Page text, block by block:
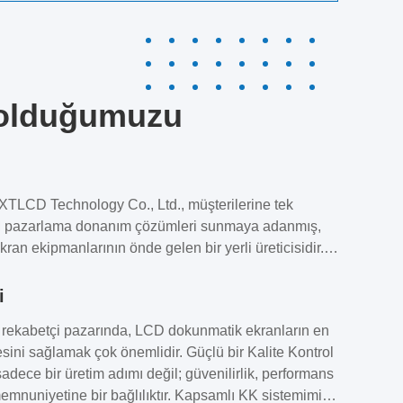
Technology Co., Ltd., müşterilerine tek
pazarlama donanım çözümleri sunmaya adanmış,
ekipmanlarının önde gelen bir yerli üreticisidir.9
ve binin üzerinde ortakla işbirliği
makul fiyatlarla üstün ürün kalitesine
ve çok sayıda müşteri için gelişmiş dijital ...
pazarında, LCD dokunmatik ekranların en
sağlamak çok önemlidir. Güçlü bir Kalite Kontrol
bir üretim adımı değil; güvenilirlik, performans
bir bağlılıktır. Kapsamlı KK sistemimiz,